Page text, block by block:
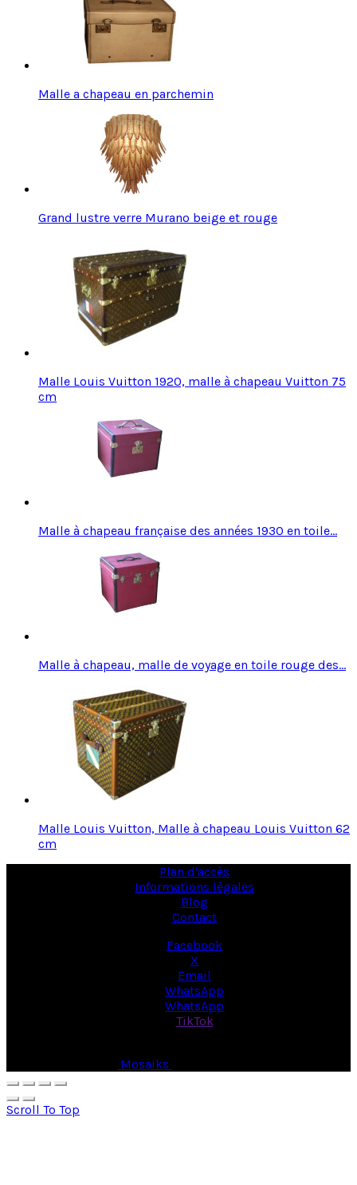
Malle a chapeau en parchemin
Grand lustre verre Murano beige et rouge
Malle Louis Vuitton 1920, malle à chapeau Vuitton 75
cm
Malle à chapeau française des années 1930 en toile…
Malle à chapeau, malle de voyage en toile rouge des…
Malle Louis Vuitton, Malle à chapeau Louis Vuitton 62
cm
Plan d'accès
Informations légales
Blog
Contact
Facebook
X
Email
WhatsApp
WhatsApp
TikTok
Mosaiks
Scroll To Top